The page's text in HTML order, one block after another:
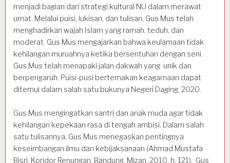
menjadi bagian dari strategi kultural NU dalam merawat
umat. Melalui puisi, lukisan, dan tulisan, Gus Mus telah
menghadirkan wajah Islam yang ramah, teduh, dan
moderat. Gus Mus mengajarkan bahwa keulamaan tidak
kehilangan muruahnya ketika bersentuhan dengan seni.
Gus Mus telah menapaki jalan dakwah yang unik dan
berpengaruh. Puisi-pusi bertemakan keagamaan dapat
ditemui dalam salah satu bukunya Negeri Daging, 2020.
Gus Mus mengingatkan santri dan anak muda agar tidak
kehilangan kepekaan rasa di tengah ambisi. Dalam salah
satu tulisannya, Gus Mus menegaskan pentingnya
keseimbangan ilmu dan kebijaksanaan (Ahmad Mustafa
Bisri, Koridor Renungan, Bandung, Mizan, 2010, h. 121). Gus